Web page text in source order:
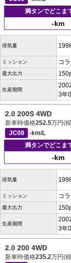
満タンでどこま
-km
排気量
ミッション コ
最大出力
生産期間
3年
2.0 200S 4WD
新車時価格252.5万円(
JC08
-km/L
満タンでどこま
-km
排気量
ミッション コ
最大出力
生産期間
3年
2.0 200 4WD
新車時価格235.2万円(